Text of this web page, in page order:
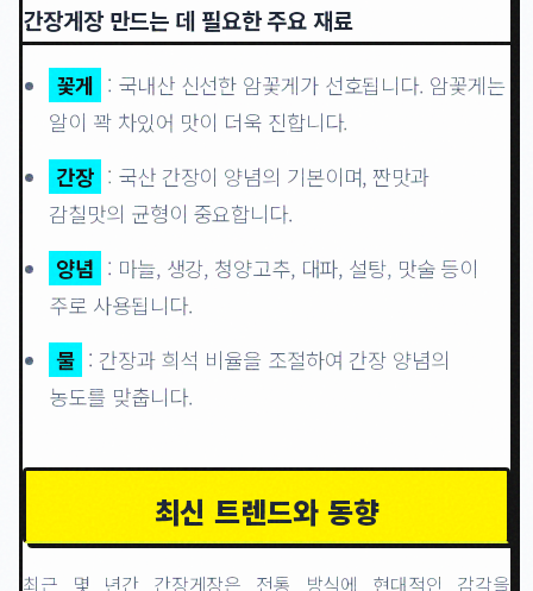
간장게장 만드는 데 필요한 주요 재료
꽃게 : 국내산 신선한 암꽃게가 선호됩니다. 암꽃게는
알이 꽉 차있어 맛이 더욱 진합니다.
간장 : 국산 간장이 양념의 기본이며, 짠맛과
감칠맛의 균형이 중요합니다.
양념 : 마늘, 생강, 청양고추, 대파, 설탕, 맛술 등이
주로 사용됩니다.
물 : 간장과 희석 비율을 조절하여 간장 양념의
농도를 맞춥니다.
최신 트렌드와 동향
최근 몇 년간 간장게장은 전통 방식에 현대적인 감각을